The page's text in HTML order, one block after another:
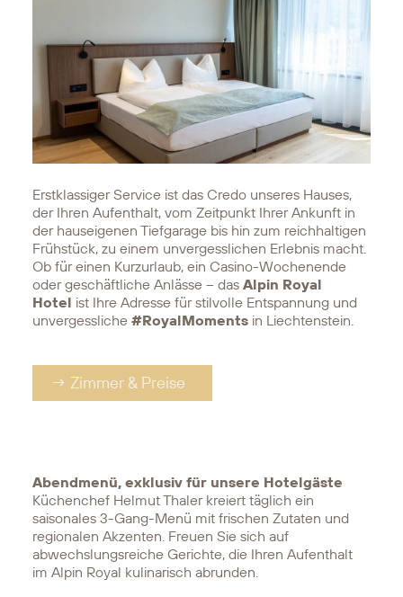
Erstklassiger Service ist das Credo unseres Hauses,
der Ihren Aufenthalt, vom Zeitpunkt Ihrer Ankunft in
der hauseigenen Tiefgarage bis hin zum reichhaltigen
Frühstück, zu einem unvergesslichen Erlebnis macht.
Ob für einen Kurzurlaub, ein Casino-Wochenende
oder geschäftliche Anlässe – das Alpin Royal
Hotel ist Ihre Adresse für stilvolle Entspannung und
unvergessliche #RoyalMoments in Liechtenstein.
→ Zimmer & Preise
Abendmenü, exklusiv für unsere Hotelgäste
Küchenchef Helmut Thalerkreiert täglich ein
saisonales 3-Gang-Menü mit frischen Zutaten und
regionalen Akzenten. Freuen Sie sich auf
abwechslungsreiche Gerichte, die Ihren Aufenthalt
im Alpin Royal kulinarisch abrunden.